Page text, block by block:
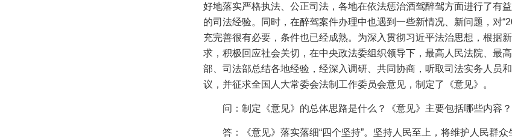
好地落实严格执法、公正司法，各地在依法惩治酒驾醉驾方面进行了有
的司法经验。同时，在醉驾案件办理中也遇到一些新情况、新问题，对“
充完善很有必要，条件也已经成熟。为深入贯彻习近平法治思想，根据
求，积极回应社会关切，在中央政法委组织领导下，最高人民法院、最
部、司法部总结各地经验，经深入调研、共同协商，听取司法实务人员
议，并征求全国人大常委会法制工作委员会意见，制定了《意见》。
问：制定《意见》的总体思路是什么？《意见》主要包括哪些内容？
答：《意见》落实落细“四个坚持”。坚持人民至上，将维护人民群